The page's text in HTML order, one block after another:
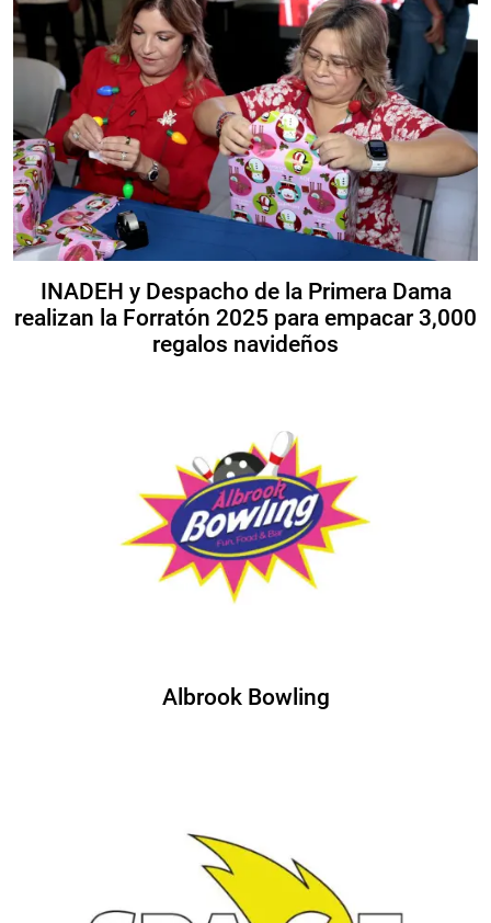
INADEH y Despacho de la Primera Dama
realizan la Forratón 2025 para empacar 3,000
regalos navideños
Albrook Bowling